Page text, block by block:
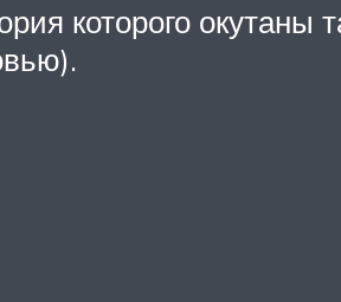
которого